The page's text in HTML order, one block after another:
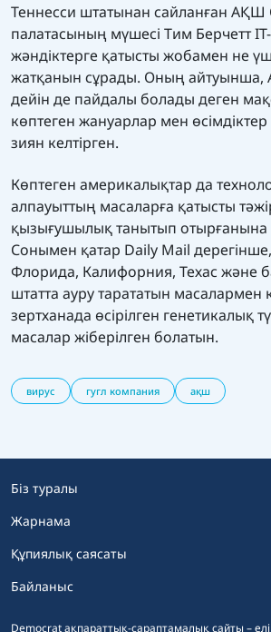
Теннесси штатынан сайланған АҚШ
палатасының мүшесі Тим Берчетт
жәндіктерге қатысты жобамен не
жатқанын сұрады. Оның айтуынша,
дейін де пайдалы болады деген
көптеген жануарлар мен
зиян келтірген.
Көптеген америкалықтар да
алпауыттың масаларға қатысты
қызығушылық танытып отырғанына
Сонымен қатар Daily Mail
Флорида, Калифорния, Техас және
штатта ауру тарататын масалармен
зертханада өсірілген генетикалық
масалар жіберілген болатын.
вирус гугл компания ақш
Democrat ақпараттық-сараптамалық сайты –
Біз туралы
Жарнама
Құпиялық саясаты
Байланыс